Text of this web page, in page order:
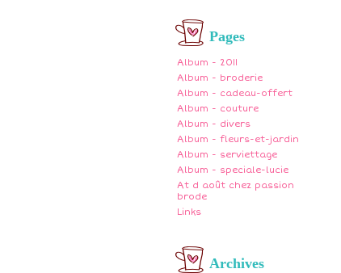
Pages
Album - 2011
Album - broderie
Album - cadeau-offert
Album - couture
Album - divers
Album - fleurs-et-jardin
Album - serviettage
Album - speciale-lucie
At d août chez passion
brode
Links
Archives